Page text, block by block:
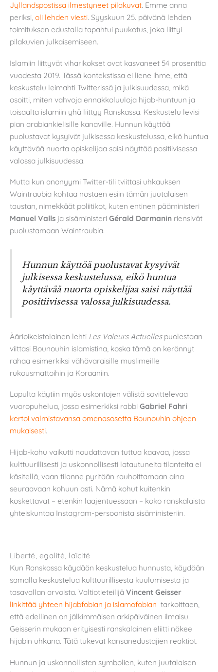
Jyllandspostissa ilmestyneet pilakuvat. Emme anna
periksi, oli lehden viesti. Syyskuun 25. päivänä lehden
toimituksen edustalla tapahtui puukotus, joka liittyi
pilakuvien julkaisemiseen.
Islamiin liittyvät viharikokset ovat kasvaneet 54 prosenttia
vuodesta 2019. Tässä kontekstissa ei liene ihme, että
keskustelu leimahti Twitterissä ja julkisuudessa, mikä
osoitti, miten vahvoja ennakkoluuloja hijab-huntuun ja
toisaalta islamiin yhä liittyy Ranskassa. Keskustelu levisi
pian arabiankielisille kanaville. Hunnun käyttöä
puolustavat kysyivät julkisessa keskustelussa, eikö huntua
käyttävää nuorta opiskelijaa saisi näyttää positiivisessa
valossa julkisuudessa.
Mutta kun anonyymi Twitter-tili tviittasi uhkauksen
Waintraubia kohtaa nostaen esiin tämän juutalaisen
taustan, nimekkäät poliitikot, kuten entinen pääministeri
Manuel Valls ja sisäministeri Gérald Darmanin riensivät
puolustamaan Waintraubia.
Hunnun käyttöä puolustavat kysyivät
julkisessa keskustelussa, eikö huntua
käyttävää nuorta opiskelijaa saisi näyttää
positiivisessa valossa julkisuudessa.
Äärioikeistolainen lehti Les Valeurs Actuellespuolestaan
viittasi Bounouhin islamistina, koska tämä on kerännyt
rahaa esimerkiksi vähävaraisille muslimeille
rukousmattoihin ja Koraaniin.
Lopulta käytiin myös uskontojen välistä sovittelevaa
vuoropuhelua, jossa esimerkiksi rabbi Gabriel Fahri
kertoi valmistavansa omenasosetta Bounouhin ohjeen
mukaisesti.
Hijab-kohu vaikutti noudattavan tuttua kaavaa, jossa
kulttuurillisesti ja uskonnollisesti latautuneita tilanteita ei
käsitellä, vaan tilanne pyritään rauhoittamaan aina
seuraavaan kohuun asti. Nämä kohut kuitenkin
koskettavat – etenkin laajentuessaan – koko ranskalaista
yhteiskuntaa Instagram-persoonista sisäministeriin.
Liberté, egalité, laïcité
Kun Ranskassa käydään keskustelua hunnusta, käydään
samalla keskustelua kulttuurillisesta kuulumisesta ja
tasavallan arvoista. Valtiotieteilijä Vincent Geisser
linkittää yhteen hijabfobian ja islamofobian tarkoittaen,
että edellinen on jälkimmäisen arkipäiväinen ilmaisu.
Geisserin mukaan erityisesti ranskalainen eliitti näkee
hijabin uhkana. Tätä tukevat kansanedustajien reaktiot.
Hunnun ja uskonnollisten symbolien, kuten juutalaisen